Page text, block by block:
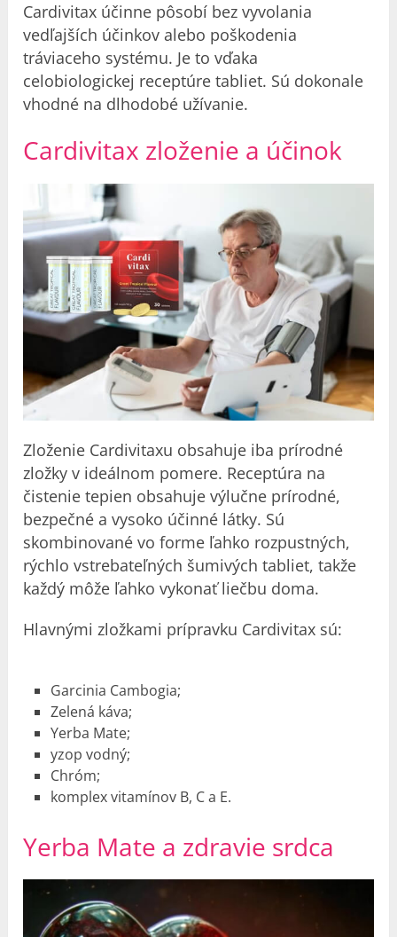
Cardivitax účinne pôsobí bez vyvolania
vedľajších účinkov alebo poškodenia
tráviaceho systému. Je to vďaka
celobiologickej receptúre tabliet. Sú dokonale
vhodné na dlhodobé užívanie.
Cardivitax zloženie a účinok
Zloženie Cardivitaxu obsahuje iba prírodné
zložky v ideálnom pomere. Receptúra na
čistenie tepien obsahuje výlučne prírodné,
bezpečné a vysoko účinné látky. Sú
skombinované vo forme ľahko rozpustných,
rýchlo vstrebateľných šumivých tabliet, takže
každý môže ľahko vykonať liečbu doma.
Hlavnými zložkami prípravku Cardivitax sú:
Garcinia Cambogia;
Zelená káva;
Yerba Mate;
yzop vodný;
Chróm;
komplex vitamínov B, C a E.
Yerba Mate a zdravie srdca